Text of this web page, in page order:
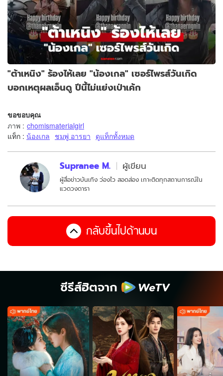
"ต้าเหนิง" ร้องไห้เลย "น้องเกล" เซอร์ไพรส์วันเกิด
บอกเหตุผลเอ็นดู ปีนี้ไม่แย่งเป่าเค้ก
ขอขอบคุณ
ภาพ : chomismaterialgirl
แท็ก : น้องเกล ชมพู่ อารยา ดูแท็กทั้งหมด
Supranee M. ผู้เขียน
ผู้สื่อข่าวบันเทิง ว่องไว สอดส่อง เกาะติดทุกสถานการณ์ใน
แวดวงดารา
กลับขึ้นไปด้านบน
ซีรีส์ฮิตจาก